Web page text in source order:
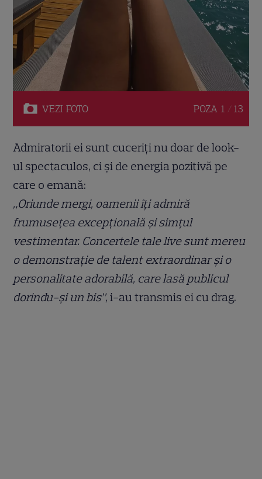
VEZI FOTO POZA 1 / 13
Admiratorii ei sunt cuceriți nu doar de look-
ul spectaculos, ci și de energia pozitivă pe
care o emană:
„Oriunde mergi, oamenii îți admiră
frumusețea excepțională și simțul
vestimentar. Concertele tale live sunt mereu
o demonstrație de talent extraordinar și o
personalitate adorabilă, care lasă publicul
dorindu-și un bis”,i-au transmis ei cu drag.